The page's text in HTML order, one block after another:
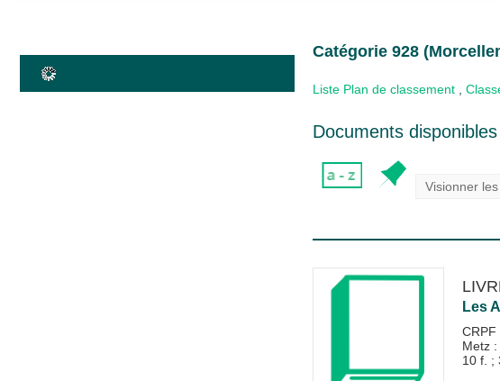
Catégorie 928
Liste Plan de classement
Documents
Visionner
Les
Metz
10 f. ;